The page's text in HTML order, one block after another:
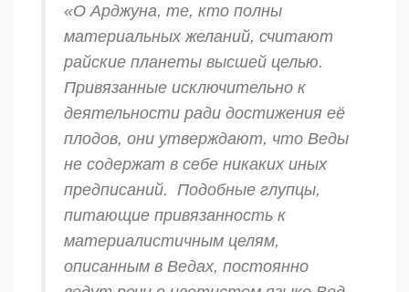
«О Арджуна, те, кто полны
материальных желаний, считают
райские планеты высшей целью.
Привязанные исключительно к
деятельности ради достижения её
плодов, они утверждают, что Веды
не содержат в себе никаких иных
предписаний. Подобные глупцы,
питающие привязанность к
материалистичным целям,
описанным в Ведах, постоянно